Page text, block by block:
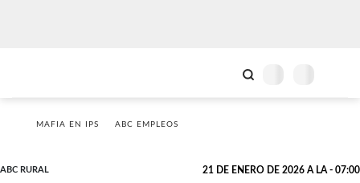
MAFIA EN IPS ABC EMPLEOS
ABC RURAL 21 DE ENERO DE 2026 A LA - 07:00